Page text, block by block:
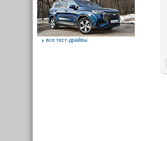
все тест-драйвы